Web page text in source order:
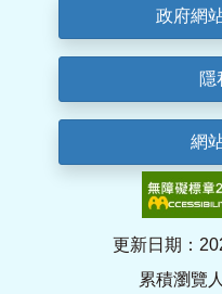
政府網
隱
網
更新日期：
累積瀏覽